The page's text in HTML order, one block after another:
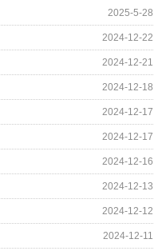
2025-5-28
2024-12-22
2024-12-21
2024-12-18
2024-12-17
2024-12-17
2024-12-16
2024-12-13
2024-12-12
2024-12-11